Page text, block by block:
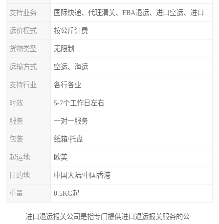
支持业务
运价模式 按公斤计费
货物类型 无限制
运输方式 空运、海运
支持行业 各行各业
时效 5-7个工作日左右
服务 一对一服务
包装 纸箱/托盘
起运地 欧美
目的地 中国大陆/中国香港
重量 0.5KG起
进口退运报关公司是指专门提供进口退运报关服务的公